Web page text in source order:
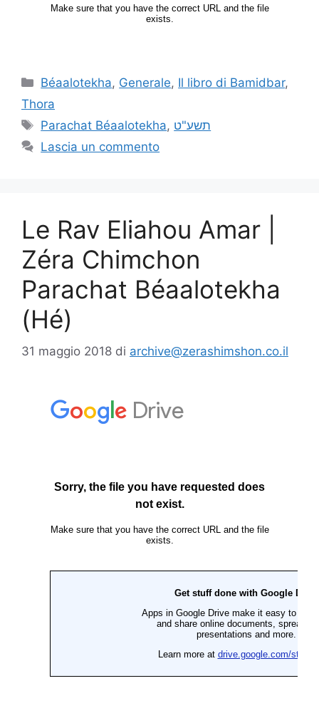
Béaalotekha, Generale, Il libro di Bamidbar,
Thora
Parachat Béaalotekha, תשע"ט
Lascia un commento
Le Rav Eliahou Amar |
Zéra Chimchon
Parachat Béaalotekha
(Hé)
31 maggio 2018 di archive@zerashimshon.co.il